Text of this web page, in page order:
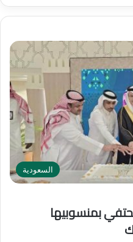
السعودية
بمنسوبيها